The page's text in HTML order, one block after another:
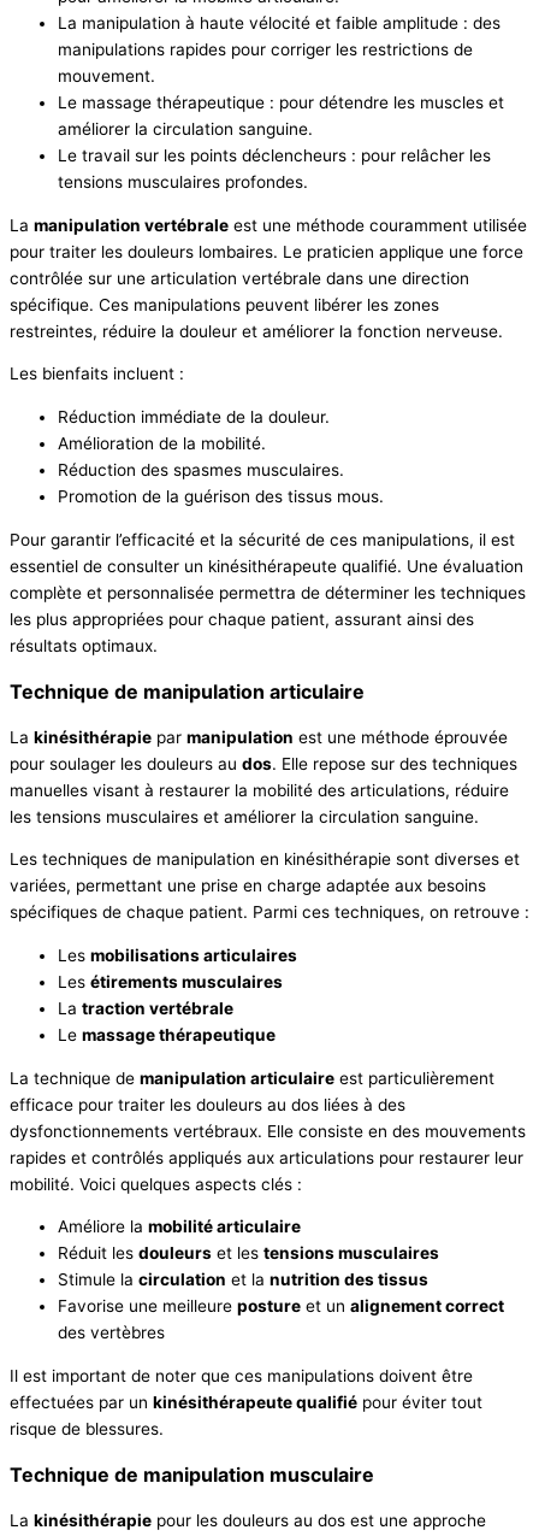
La manipulation à haute vélocité et faible amplitude : des
manipulations rapides pour corriger les restrictions de
mouvement.
Le massage thérapeutique : pour détendre les muscles et
améliorer la circulation sanguine.
Le travail sur les points déclencheurs : pour relâcher les
tensions musculaires profondes.
La manipulation vertébrale est une méthode couramment utilisée
pour traiter les douleurs lombaires. Le praticien applique une force
contrôlée sur une articulation vertébrale dans une direction
spécifique. Ces manipulations peuvent libérer les zones
restreintes, réduire la douleur et améliorer la fonction nerveuse.
Les bienfaits incluent :
Réduction immédiate de la douleur.
Amélioration de la mobilité.
Réduction des spasmes musculaires.
Promotion de la guérison des tissus mous.
Pour garantir l’efficacité et la sécurité de ces manipulations, il est
essentiel de consulter un kinésithérapeute qualifié. Une évaluation
complète et personnalisée permettra de déterminer les techniques
les plus appropriées pour chaque patient, assurant ainsi des
résultats optimaux.
Technique de manipulation articulaire
La kinésithérapie par manipulation est une méthode éprouvée
pour soulager les douleurs au dos. Elle repose sur des techniques
manuelles visant à restaurer la mobilité des articulations, réduire
les tensions musculaires et améliorer la circulation sanguine.
Les techniques de manipulation en kinésithérapie sont diverses et
variées, permettant une prise en charge adaptée aux besoins
spécifiques de chaque patient. Parmi ces techniques, on retrouve :
Les mobilisations articulaires
Les étirements musculaires
La traction vertébrale
Le massage thérapeutique
La technique de manipulation articulaire est particulièrement
efficace pour traiter les douleurs au dos liées à des
dysfonctionnements vertébraux. Elle consiste en des mouvements
rapides et contrôlés appliqués aux articulations pour restaurer leur
mobilité. Voici quelques aspects clés :
Améliore la mobilité articulaire
Réduit les douleurs et les tensions musculaires
Stimule la circulation et la nutrition des tissus
Favorise une meilleure posture et un alignement correct
des vertèbres
Il est important de noter que ces manipulations doivent être
effectuées par un kinésithérapeute qualifié pour éviter tout
risque de blessures.
Technique de manipulation musculaire
La kinésithérapie pour les douleurs au dos est une approche